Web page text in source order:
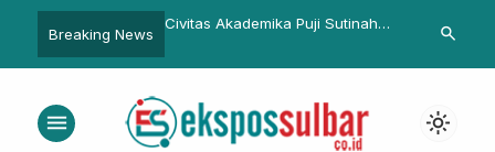
Breaking News
Jadi Penguji
Doktoral
DPRD–Pemprov Sulbar Sepakat
2025–2029
Dengan
Sekadar
search
menu light_mode